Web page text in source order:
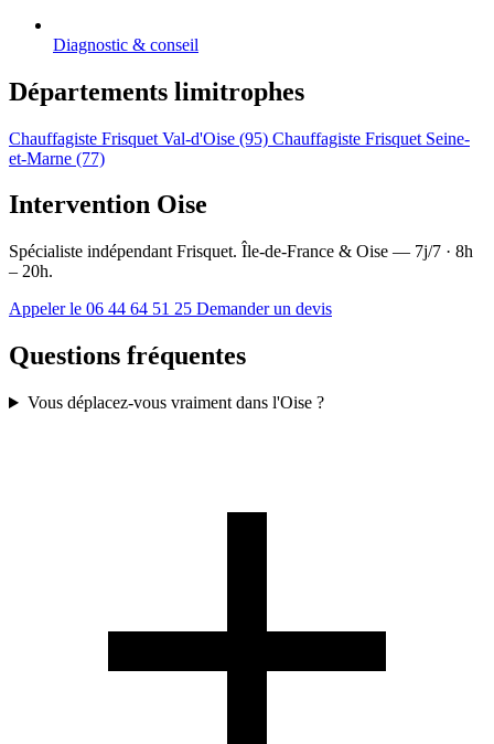
Diagnostic & conseil
Départements limitrophes
Chauffagiste Frisquet Val-d'Oise (95) Chauffagiste Frisquet Seine-
et-Marne (77)
Intervention Oise
Spécialiste indépendant Frisquet. Île-de-France & Oise — 7j/7 · 8h
– 20h.
Appeler le 06 44 64 51 25 Demander un devis
Questions fréquentes
Vous déplacez-vous vraiment dans l'Oise ?